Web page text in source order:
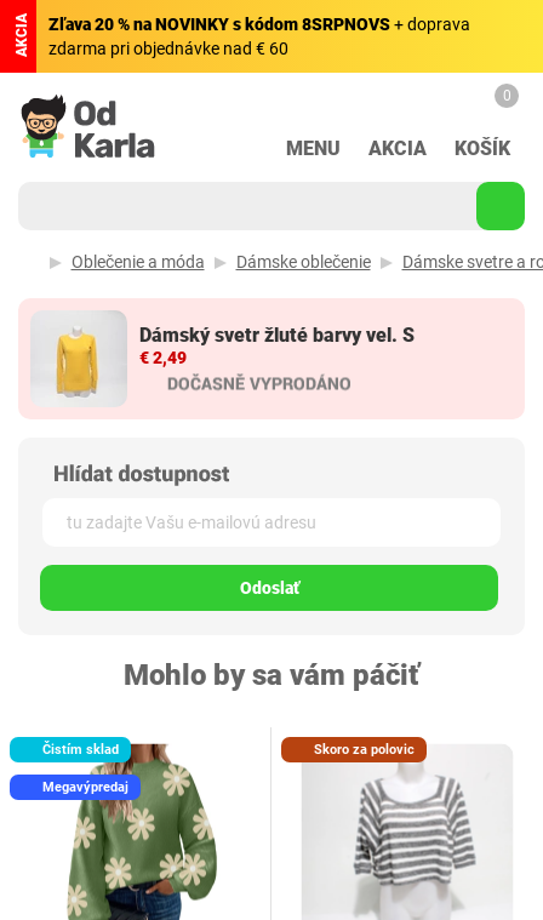
AKCIA Zľava 20 % na NOVINKY s kódom 8SRPNOVS+ doprava
zdarma pri objednávke nad € 60
MENU AKCIA
0
KOŠÍK
Oblečenie a móda Dámske oblečenie Dámske svetre a
Dámský svetr žluté barvy vel. S
€ 2,49
Odoslať
Mohlo by sa vám páčiť
Čistím sklad
Megavýpredaj
Skoro za polovic